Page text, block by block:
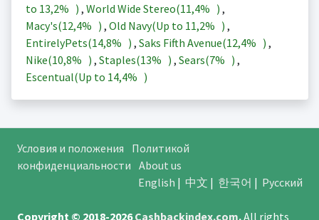
to 13,2% ) , World Wide Stereo(11,4% ) ,
Macy's(12,4% ) , Old Navy(Up to 11,2% ) ,
EntirelyPets(14,8% ) , Saks Fifth Avenue(12,4% ) ,
Nike(10,8% ) , Staples(13% ) , Sears(7% ) ,
Escentual(Up to 14,4% )
Условия и положения
Политикой
конфиденциальности About us
English | 中文 | 한국어 | Русский
Copyright © 2018-2026Cashbackindex.com.All rights